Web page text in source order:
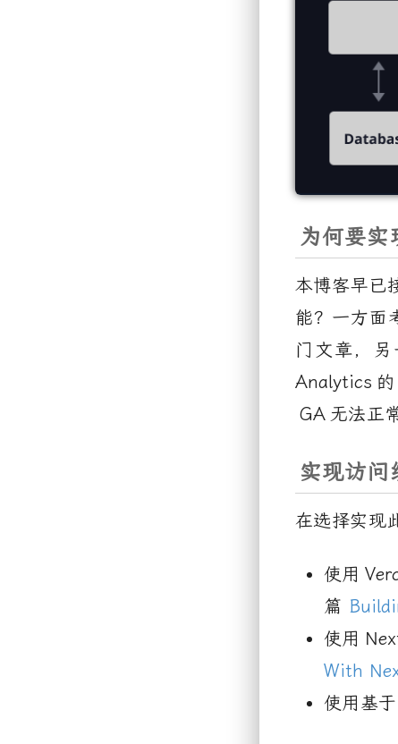
为何要实
本博客早已
能？一方面
门文章，
Analytics
GA 无法正
实现访问
在选择实现
使用
篇
使用
With
使用基于